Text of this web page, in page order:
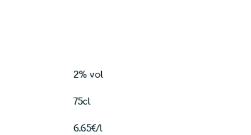
2% vol
75cl
6.65€/l